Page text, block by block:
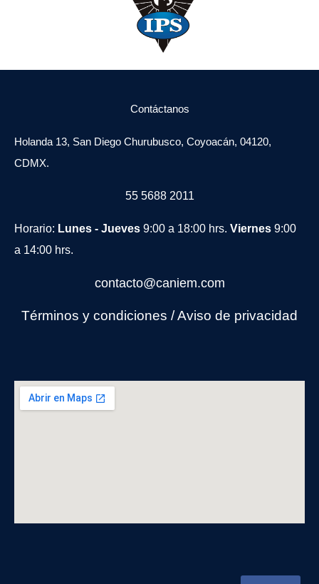
Contáctanos
Holanda 13, San Diego Churubusco, Coyoacán, 04120,
CDMX.
55 5688 2011
Horario: Lunes - Jueves 9:00 a 18:00 hrs. Viernes 9:00
a 14:00 hrs.
contacto@caniem.com
Términos y condiciones /Aviso de privacidad